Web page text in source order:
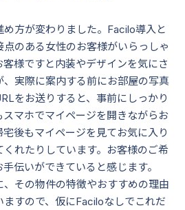
方が変わりました。Facilo導入と
のある女性のお客様がいらっしゃ
様ですと内装やデザインを気にさ
実際に案内する前にお部屋の写真
をお送りすると、事前にしっかり
マホでマイページを開きながらお
後もマイページを見てお気に入り
れたりしています。お客様のご希
伝いができていると感じます。
その物件の特徴やおすすめの理由
すので、仮にFaciloなしでこれだ